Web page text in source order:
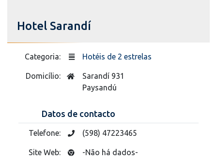
Hotel Sarandí
Categoria: Hotéis de 2 estrelas
Domicílio:
Sarandí 931
Paysandú
Datos de contacto
Telefone: (598) 47223465
Site Web: -Não há dados-